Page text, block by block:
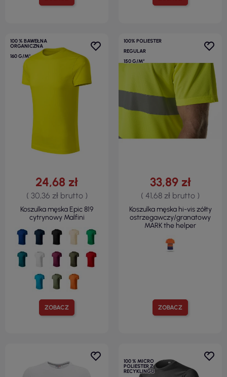
100 % BAWEŁNA
ORGANICZNA
160 G/M²
ZOBACZ
24,68 zł
( 30,36 zł brutto )
Koszulka męska Epic 819
cytrynowy Malfini
100% POLIESTER
REGULAR
150 G/M²
ZOBACZ
33,89 zł
( 41,68 zł brutto )
Koszulka męska hi-vis zółty
ostrzegawczy/granatowy
MARK the helper
100 % MICRO
POLIESTER Z
RECYKLINGU